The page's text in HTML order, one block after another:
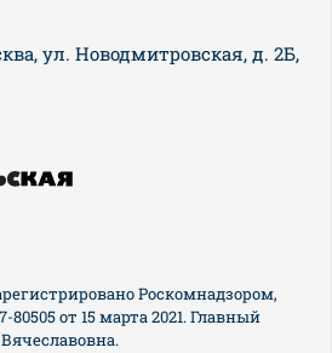
ул. Новодмитровская, д. 2Б,
Роскомнадзором,
от 15 марта 2021. Главный